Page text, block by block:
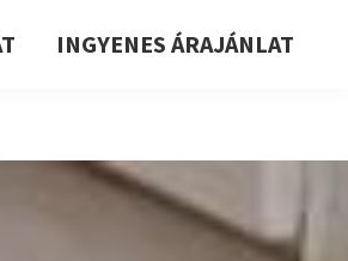
INGYENES ÁRAJÁNLAT